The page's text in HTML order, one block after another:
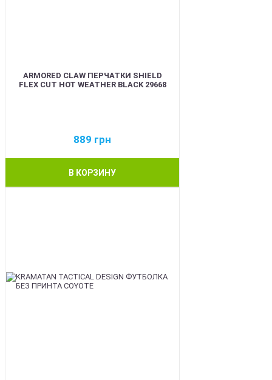
ARMORED CLAW ПЕРЧАТКИ SHIELD
FLEX CUT HOT WEATHER BLACK 29668
889 грн
В КОРЗИНУ